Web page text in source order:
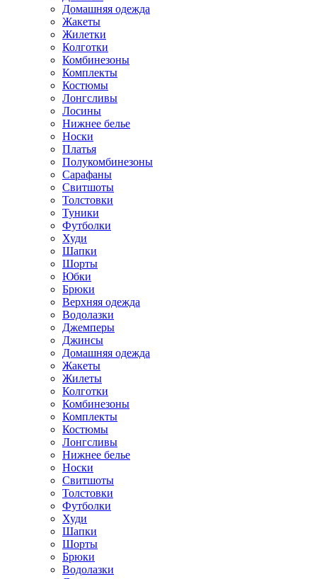
Домашняя одежда
Жакеты
Жилетки
Колготки
Комбинезоны
Комплекты
Костюмы
Лонгсливы
Лосины
Нижнее белье
Носки
Платья
Полукомбинезоны
Сарафаны
Свитшоты
Толстовки
Туники
Футболки
Худи
Шапки
Шорты
Юбки
Брюки
Верхняя одежда
Водолазки
Джемперы
Джинсы
Домашняя одежда
Жакеты
Жилеты
Колготки
Комбинезоны
Комплекты
Костюмы
Лонгсливы
Нижнее белье
Носки
Свитшоты
Толстовки
Футболки
Худи
Шапки
Шорты
Брюки
Водолазки